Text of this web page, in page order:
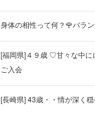
身体の相性って何？🌹バラ
[福岡県]４９歳 ♡甘々な中に
ご入会
[長崎県] 43歳・・情が深く